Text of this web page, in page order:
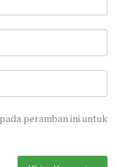
peramban ini untuk